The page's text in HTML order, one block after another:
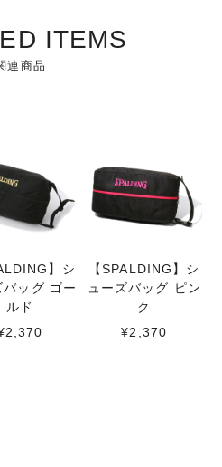
ITEMS
連商品
】シ
バッグ ゴー
ルド
【SPALDING】シ
ューズバッグ ピン
ク
¥2,370